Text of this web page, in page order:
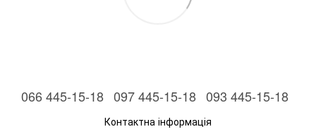
066 445-15-18 097 445-15-18 093 445-15-18
Контактна інформація